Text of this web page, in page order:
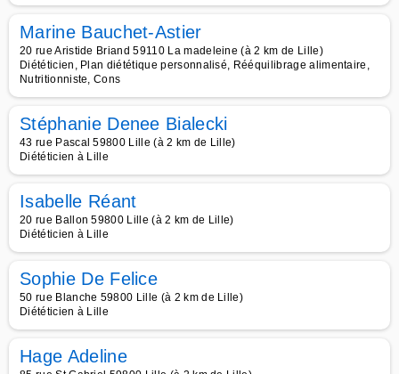
Marine Bauchet-Astier
20 rue Aristide Briand 59110 La madeleine (à 2 km de Lille)
Diététicien, Plan diététique personnalisé, Rééquilibrage alimentaire,
Nutritionniste, Cons
Stéphanie Denee Bialecki
43 rue Pascal 59800 Lille (à 2 km de Lille)
Diététicien à Lille
Isabelle Réant
20 rue Ballon 59800 Lille (à 2 km de Lille)
Diététicien à Lille
Sophie De Felice
50 rue Blanche 59800 Lille (à 2 km de Lille)
Diététicien à Lille
Hage Adeline